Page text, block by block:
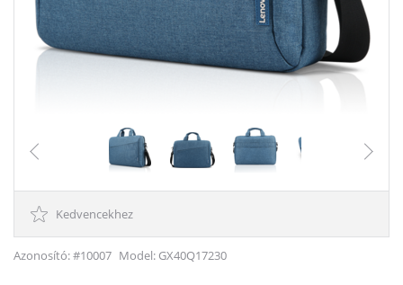
Kedvencekhez
Azonosító: #10007 Model: GX40Q17230